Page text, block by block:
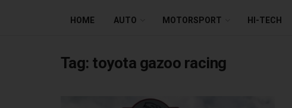
HOME AUTO MOTORSPORT HI-TECH
Tag: toyota gazoo racing